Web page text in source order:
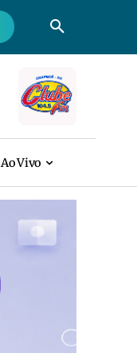
Ao Vivo